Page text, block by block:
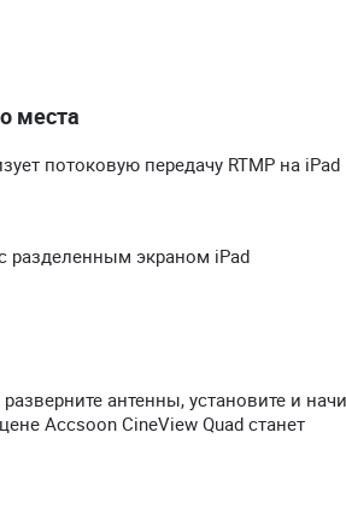
места
потоковую передачу RTMP на iPad
разделенным экраном iPad
антенны, установите и
Accsoon CineView Quad станет